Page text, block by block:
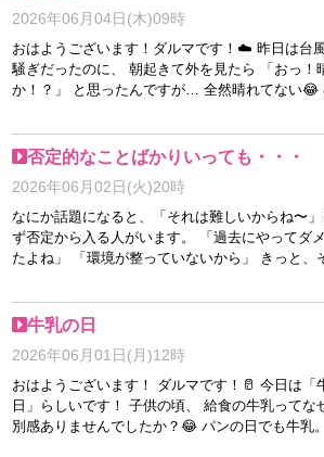
も無理せず、 楽しみながら頑張っていきましょう！
れでは本日も 七転八起でよろしくお願いします🔥
お問い合わせや面接の機会をいただくことが増え
ます。 「未経験だけど大丈夫かな…」 「年齢的に応募
しても平気かな…」 「まずは話だけ聞いてみたい
んなご相談からでも大歓迎です♪ 当店では一人ひとりの
調整中の女性もおりますので、今後のご活躍が楽
す✨ 少しでも興味をお持ちいただけましたら、お気軽
2026年06月04日(木)09時
おはようございます！ダルマです！☁️ 昨日は台風で大
騒ぎだったのに、 朝起きて外を見たら 「おっ！晴れた
か！？」 と思ったんですが… 全然晴れてない😂 むしろ
暑い！」 と言っていたのに、 今日は 「上着どこやった
っけ？」 です。 天気さん、 感情の起伏が激しすぎませ
んですが、 現実はなかなか思い通りにいきませんね。
でも考えてみると、 人生もそんなものかもしれませ
ん。 大変な事が終わったら すぐ良い事が来ると思って
いたのに、 意外と曇り空が続く時もある。 でも、 曇り
ので、 体調管理には気を付けてくださいね！ ダルマも
半袖で出てきて 若干後悔しております😂 それでも七転
八起🔥 曇り空の向こうには ちゃんと太陽がいます！ 本
日も無理せず、 自分のペースで頑張っていきま
う！ それでは今日もよろしくお願いします！🔥
否定的なことばかりいっても・・・
2026年06月02日(火)20時
なにか話題になると、「それは難しいからね〜」
ず否定から入る人がいます。 「過去にやってダメだっ
たよね」 「環境が整っていないから」 きっと、それだ
でしょう。 でも、個人的にはどちらかといえば
は肯定するスタンスで話したいな、と思うのです。
トアする企画が話題になっていました。 ピカピカ
上がった車を見て、ネットやテレビでは、 「すご
い！」 「レトロでかっこいい！」 「昔、憧れの
たなぁ」 と絶賛する声や、「これからもどんどんやっ
牛乳の日
2026年06月01日(月)12時
おはようございます！ ダルマです！🥛 今日は「牛乳の
日」らしいです！ 子供の頃、 給食の牛乳ってなぜか特
別感ありませんでしたか？😂 パンの日でも牛乳。 ご飯